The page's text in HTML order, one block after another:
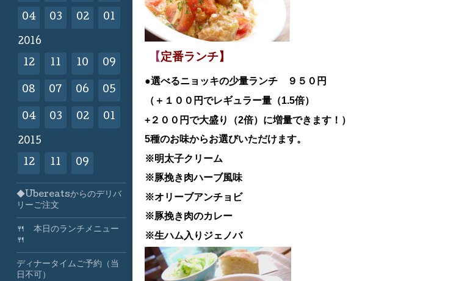
【定番ランチ】
●選べるニョッキの少量ランチ ９５０円
（＋１００円でレギュラー量（1.5倍）
+２００円で大盛り（2倍）に増量できます！）
5種のお味からお選びいただけます。
※明太子クリーム
※豚挽き肉ハーブ風味
※オリーブアンチョビ
※豚挽き肉のカレー
※生ハム入りジェノバ
04 03 02 01
2016
12 11 10 09
08 07 06 05
04 03 02 01
2015
12 11 09
◆Ubereatsからのデリバ
リーご注文
🍴 本日のランチメニュー
🍴
ディナータイムご予約（当
日不可）